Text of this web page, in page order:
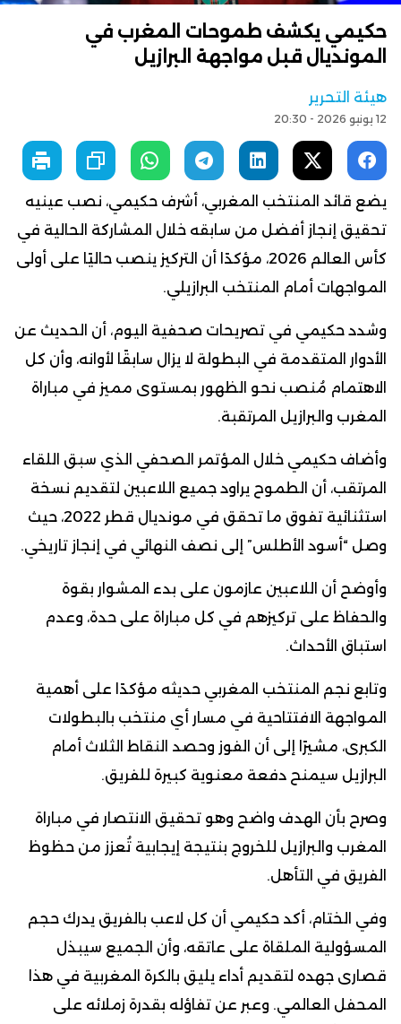
حكيمي يكشف طموحات المغرب في
المونديال قبل مواجهة البرازيل
هيئة التحرير
12 يونيو 2026 - 20:30
يضع قائد المنتخب المغربي، أشرف حكيمي، نصب عينيه
تحقيق إنجاز أفضل من سابقه خلال المشاركة الحالية في
كأس العالم 2026، مؤكدًا أن التركيز ينصب حاليًا على أولى
المواجهات أمام المنتخب البرازيلي.
وشدد حكيمي في تصريحات صحفية اليوم، أن الحديث عن
الأدوار المتقدمة في البطولة لا يزال سابقًا لأوانه، وأن كل
الاهتمام مُنصب نحو الظهور بمستوى مميز في مباراة
المغرب والبرازيل المرتقبة.
وأضاف حكيمي خلال المؤتمر الصحفي الذي سبق اللقاء
المرتقب، أن الطموح يراود جميع اللاعبين لتقديم نسخة
استثنائية تفوق ما تحقق في مونديال قطر 2022، حيث
وصل “أسود الأطلس” إلى نصف النهائي في إنجاز تاريخي.
وأوضح أن اللاعبين عازمون على بدء المشوار بقوة
والحفاظ على تركيزهم في كل مباراة على حدة، وعدم
استباق الأحداث.
وتابع نجم المنتخب المغربي حديثه مؤكدًا على أهمية
المواجهة الافتتاحية في مسار أي منتخب بالبطولات
الكبرى، مشيرًا إلى أن الفوز وحصد النقاط الثلاث أمام
البرازيل سيمنح دفعة معنوية كبيرة للفريق.
وصرح بأن الهدف واضح وهو تحقيق الانتصار في مباراة
المغرب والبرازيل للخروج بنتيجة إيجابية تُعزز من حظوظ
الفريق في التأهل.
وفي الختام، أكد حكيمي أن كل لاعب بالفريق يدرك حجم
المسؤولية الملقاة على عاتقه، وأن الجميع سيبذل
قصارى جهده لتقديم أداء يليق بالكرة المغربية في هذا
المحفل العالمي. وعبر عن تفاؤله بقدرة زملائه على